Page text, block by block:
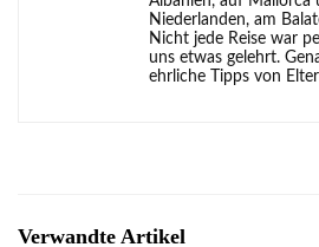
Niederlanden, am
Nicht jede Reise war
uns etwas gelehrt.
ehrliche Tipps von
Verwandte Artikel